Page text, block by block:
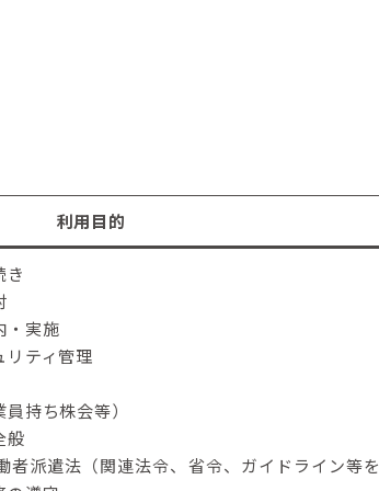
利用目的
き
・実施
リティ管理
持ち株会等）
般
者派遣法（関連法令、省令、ガイドライン等を